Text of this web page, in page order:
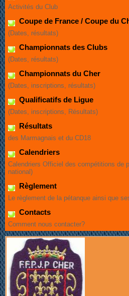
Activités du Club
Coupe de France / Coupe du
(Dates, résultats)
Championnats des Clubs
(Dates, résultats)
Championnats du Cher
(Dates, inscriptions, résultats)
Qualificatifs de Ligue
(Dates, inscriptions, Résultats)
Résultats
des Marmagnais et du CD18
Calendriers
Calendriers Officiel des compétitions de
national)
Règlement
Le règlement de la pétanque ainsi que
Contacts
Comment nous contacter?